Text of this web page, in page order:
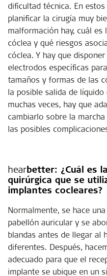
dificultad técnica. En
planificar la cirugía muy
malformación hay, cuál es
cóclea y qué riesgos
cóclea. Y hay que
electrodos específicas
tamaños y formas de las
la posible salida de líquido
muchas veces, hay que
cambiarlo sobre la
las posibles
hearbetter: ¿Cuál es
quirúrgica que se
implantes cocleares?
Normalmente, se hace
pabellón auricular y se
blandas antes de llegar al
diferentes. Después,
adecuado para que el
implante se ubique en un